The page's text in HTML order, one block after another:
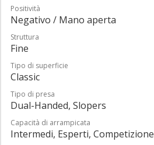
Positività
Negativo / Mano aperta
Struttura
Fine
Tipo di superficie
Classic
Tipo di presa
Dual-Handed, Slopers
Capacità di arrampicata
Intermedi, Esperti, Competizione